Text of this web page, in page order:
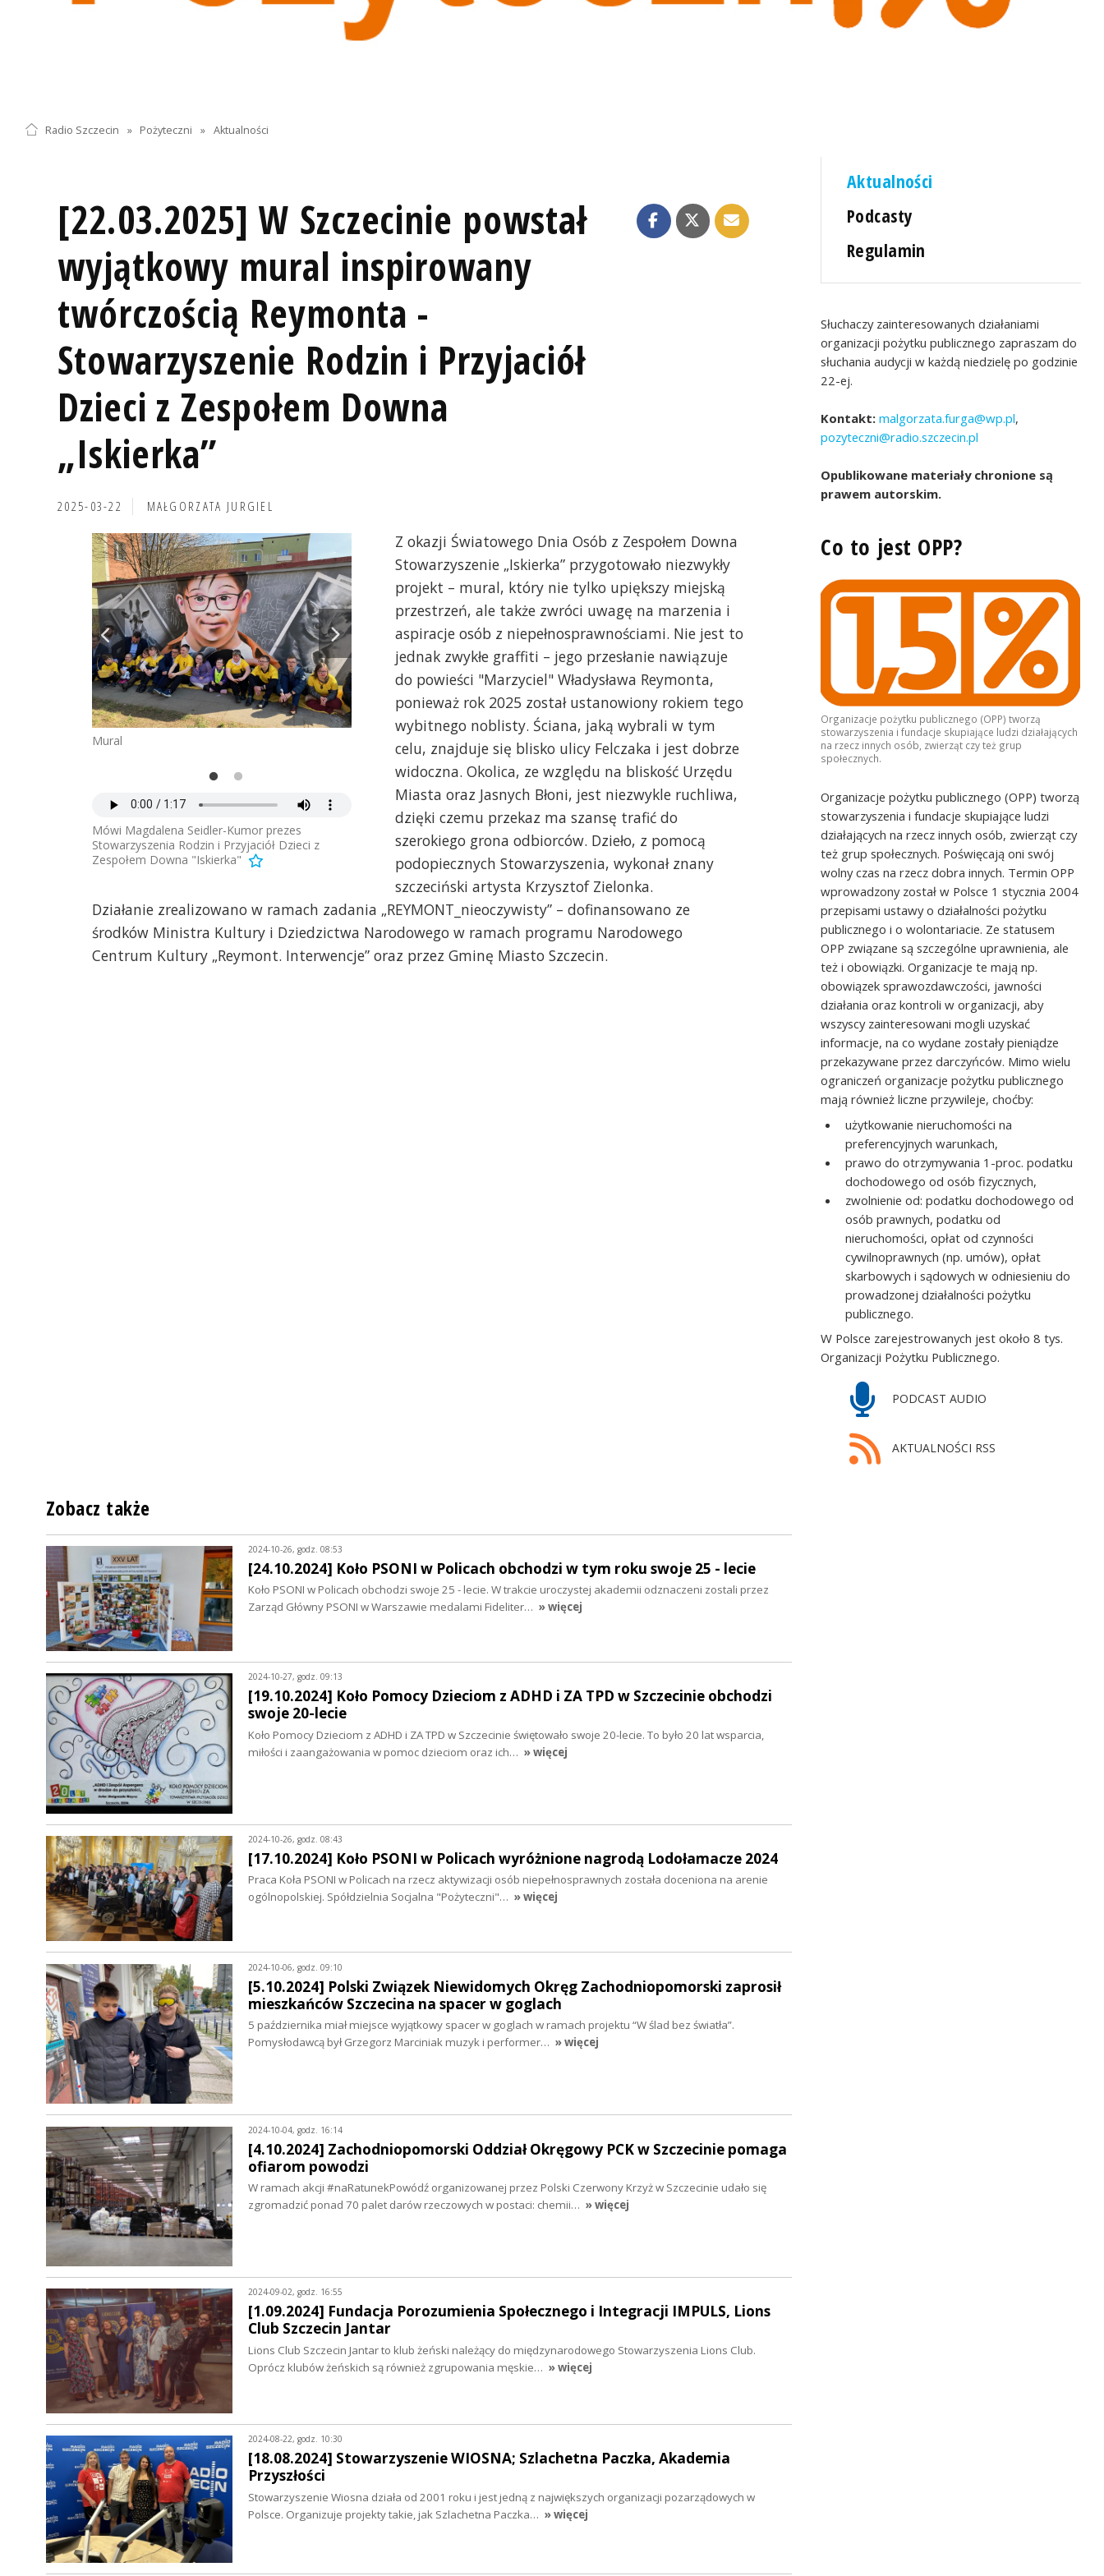
Radio Szczecin » Pożyteczni » Aktualności
[22.03.2025] W Szczecinie powstał
wyjątkowy mural inspirowany
twórczością Reymonta -
Stowarzyszenie Rodzin i Przyjaciół
Dzieci z Zespołem Downa
„Iskierka”
2025-03-22 MAŁGORZATA JURGIEL
Mural Michał robi zdjęcia Mural Michał robi zdjęcia
Mówi Magdalena Seidler-Kumor prezes
Stowarzyszenia Rodzin i Przyjaciół Dzieci z
Zespołem Downa "Iskierka"
Z okazji Światowego Dnia Osób z Zespołem Downa
Stowarzyszenie „Iskierka” przygotowało niezwykły
projekt – mural, który nie tylko upiększy miejską
przestrzeń, ale także zwróci uwagę na marzenia i
aspiracje osób z niepełnosprawnościami. Nie jest to
jednak zwykłe graffiti – jego przesłanie nawiązuje
do powieści "Marzyciel" Władysława Reymonta,
ponieważ rok 2025 został ustanowiony rokiem tego
wybitnego noblisty. Ściana, jaką wybrali w tym
celu, znajduje się blisko ulicy Felczaka i jest dobrze
widoczna. Okolica, ze względu na bliskość Urzędu
Miasta oraz Jasnych Błoni, jest niezwykle ruchliwa,
dzięki czemu przekaz ma szansę trafić do
szerokiego grona odbiorców. Dzieło, z pomocą
podopiecznych Stowarzyszenia, wykonał znany
szczeciński artysta Krzysztof Zielonka.
Działanie zrealizowano w ramach zadania „REYMONT_nieoczywisty” – dofinansowano ze
środków Ministra Kultury i Dziedzictwa Narodowego w ramach programu Narodowego
Centrum Kultury „Reymont. Interwencje” oraz przez Gminę Miasto Szczecin.
Aktualności
Podcasty
Regulamin
Słuchaczy zainteresowanych działaniami
organizacji pożytku publicznego zapraszam do
słuchania audycji w każdą niedzielę po godzinie
22-ej.
Kontakt: malgorzata.furga@wp.pl,
pozyteczni@radio.szczecin.pl
Opublikowane materiały chronione są
prawem autorskim.
Co to jest OPP?
Organizacje pożytku publicznego (OPP) tworzą
stowarzyszenia i fundacje skupiające ludzi działających
na rzecz innych osób, zwierząt czy też grup
społecznych.
Organizacje pożytku publicznego (OPP) tworzą
stowarzyszenia i fundacje skupiające ludzi
działających na rzecz innych osób, zwierząt czy
też grup społecznych. Poświęcają oni swój
wolny czas na rzecz dobra innych. Termin OPP
wprowadzony został w Polsce 1 stycznia 2004
przepisami ustawy o działalności pożytku
publicznego i o wolontariacie. Ze statusem
OPP związane są szczególne uprawnienia, ale
też i obowiązki. Organizacje te mają np.
obowiązek sprawozdawczości, jawności
działania oraz kontroli w organizacji, aby
wszyscy zainteresowani mogli uzyskać
informacje, na co wydane zostały pieniądze
przekazywane przez darczyńców. Mimo wielu
ograniczeń organizacje pożytku publicznego
mają również liczne przywileje, choćby:
użytkowanie nieruchomości na
preferencyjnych warunkach,
prawo do otrzymywania 1-proc. podatku
dochodowego od osób fizycznych,
zwolnienie od: podatku dochodowego od
osób prawnych, podatku od
nieruchomości, opłat od czynności
cywilnoprawnych (np. umów), opłat
skarbowych i sądowych w odniesieniu do
prowadzonej działalności pożytku
publicznego.
W Polsce zarejestrowanych jest około 8 tys.
Organizacji Pożytku Publicznego.
PODCAST AUDIO
AKTUALNOŚCI RSS
Zobacz także
2024-10-26, godz. 08:53
[24.10.2024] Koło PSONI w Policach obchodzi w tym roku swoje 25 - lecie
Koło PSONI w Policach obchodzi swoje 25 - lecie. W trakcie uroczystej akademii odznaczeni zostali przez
Zarząd Główny PSONI w Warszawie medalami Fideliter… » więcej
2024-10-27, godz. 09:13
[19.10.2024] Koło Pomocy Dzieciom z ADHD i ZA TPD w Szczecinie obchodzi
swoje 20-lecie
Koło Pomocy Dzieciom z ADHD i ZA TPD w Szczecinie świętowało swoje 20-lecie. To było 20 lat wsparcia,
miłości i zaangażowania w pomoc dzieciom oraz ich… » więcej
2024-10-26, godz. 08:43
[17.10.2024] Koło PSONI w Policach wyróżnione nagrodą Lodołamacze 2024
Praca Koła PSONI w Policach na rzecz aktywizacji osób niepełnosprawnych została doceniona na arenie
ogólnopolskiej. Spółdzielnia Socjalna "Pożyteczni"… » więcej
2024-10-06, godz. 09:10
[5.10.2024] Polski Związek Niewidomych Okręg Zachodniopomorski zaprosił
mieszkańców Szczecina na spacer w goglach
5 października miał miejsce wyjątkowy spacer w goglach w ramach projektu “W ślad bez światła”.
Pomysłodawcą był Grzegorz Marciniak muzyk i performer… » więcej
2024-10-04, godz. 16:14
[4.10.2024] Zachodniopomorski Oddział Okręgowy PCK w Szczecinie pomaga
ofiarom powodzi
W ramach akcji #naRatunekPowódź organizowanej przez Polski Czerwony Krzyż w Szczecinie udało się
zgromadzić ponad 70 palet darów rzeczowych w postaci: chemii… » więcej
2024-09-02, godz. 16:55
[1.09.2024] Fundacja Porozumienia Społecznego i Integracji IMPULS, Lions
Club Szczecin Jantar
Lions Club Szczecin Jantar to klub żeński należący do międzynarodowego Stowarzyszenia Lions Club.
Oprócz klubów żeńskich są również zgrupowania męskie… » więcej
2024-08-22, godz. 10:30
[18.08.2024] Stowarzyszenie WIOSNA; Szlachetna Paczka, Akademia
Przyszłości
Stowarzyszenie Wiosna działa od 2001 roku i jest jedną z największych organizacji pozarządowych w
Polsce. Organizuje projekty takie, jak Szlachetna Paczka… » więcej